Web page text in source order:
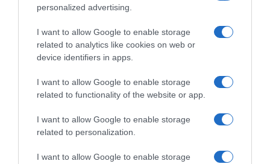
personalized advertising.
I want to allow Google to enable storage
related to analytics like cookies on web or
device identifiers in apps.
I want to allow Google to enable storage
related to functionality of the website or app.
I want to allow Google to enable storage
related to personalization.
I want to allow Google to enable storage